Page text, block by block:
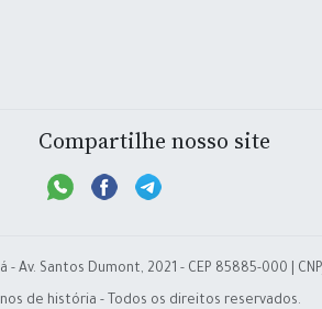
Compartilhe nosso site
Av. Santos Dumont, 2021 - CEP 85885-000 |
de história - Todos os direitos reservados.